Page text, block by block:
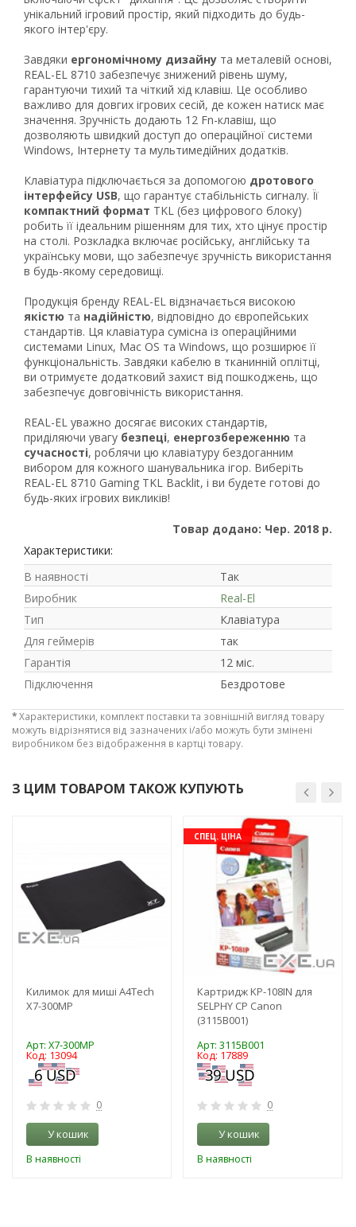
Рейтинг EXE.ua:4.6
974
19
21
63
унікальний ігровий простір, який підходить до будь-
якого інтер'єру.
Завдяки ергономічному дизайну та металевій основі,
REAL-EL 8710 забезпечує знижений рівень шуму,
гарантуючи тихий та чіткий хід клавіш. Це особливо
важливо для довгих ігрових сесій, де кожен натиск має
значення. Зручність додають 12 Fn-клавіш, що
дозволяють швидкий доступ до операційної системи
Windows, Інтернету та мультимедійних додатків.
Клавіатура підключається за допомогою дротового
інтерфейсу USB, що гарантує стабільність сигналу. Її
компактний формат TKL (без цифрового блоку)
робить її ідеальним рішенням для тих, хто цінує простір
на столі. Розкладка включає російську, англійську та
українську мови, що забезпечує зручність використання
в будь-якому середовищі.
Продукція бренду REAL-EL відзначається високою
якістю та надійністю, відповідно до європейських
стандартів. Ця клавіатура сумісна із операційними
системами Linux, Mac OS та Windows, що розширює її
функціональність. Завдяки кабелю в тканинній оплітці,
ви отримуєте додатковий захист від пошкоджень, що
забезпечує довговічність використання.
REAL-EL уважно досягає високих стандартів,
приділяючи увагу безпеці, енергозбереженню та
сучасності, роблячи цю клавіатуру бездоганним
вибором для кожного шанувальника ігор. Виберіть
REAL-EL 8710 Gaming TKL Backlit, і ви будете готові до
будь-яких ігрових викликів!
Товар додано: Чер. 2018 р.
Характеристики:
В наявності
Так
Виробник
Real-El
Тип
Клавіатура
Для геймерів
так
Гарантія
12 міс.
Підключення
Бездротове
*Характеристики, комплект поставки та зовнішній вигляд товару
можуть відрізнятися від зазначених і/або можуть бути змінені
виробником без відображення в картці товару.
З ЦИМ ТОВАРОМ ТАКОЖ КУПУЮТЬ
Килимок для миші A4Tech
X7-300MP
Арт: X7-300MP
Код: 13094
0
У кошик
В наявності
СПЕЦ. ЦІНА
Картридж KP-108IN для
SELPHY CP Canon
(3115B001)
Арт: 3115B001
Код: 17889
0
У кошик
В наявності